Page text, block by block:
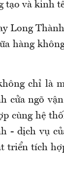
tạo và kinh
Long
hàng
chỉ là
cửa ngõ
cùng hệ
- dịch vụ
tích